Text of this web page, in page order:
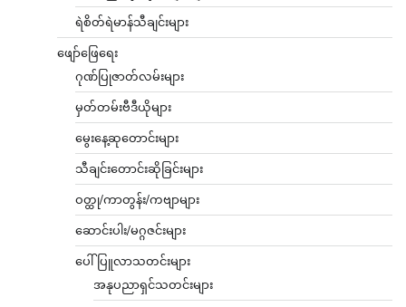
ရဲစိတ်ရဲမာန်သီချင်းများ
ဖျော်ဖြေရေး
ဂုဏ်ပြုဇာတ်လမ်းများ
မှတ်တမ်းဗီဒီယိုများ
မွေးနေ့ဆုတောင်းများ
သီချင်းတောင်းဆိုခြင်းများ
ဝတ္ထု/ကာတွန်း/ကဗျာများ
ဆောင်းပါး/မဂ္ဂဇင်းများ
ပေါ်ပြူလာသတင်းများ
အနုပညာရှင်သတင်းများ